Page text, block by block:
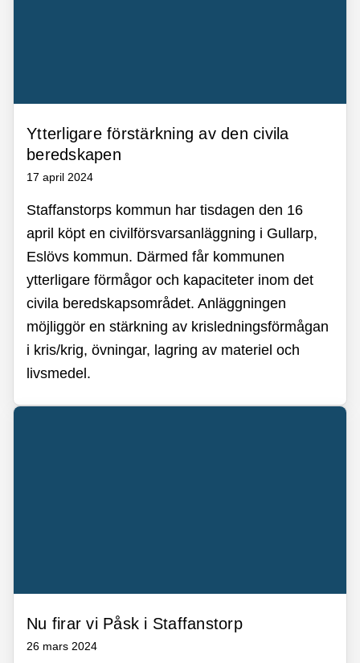
Ytterligare förstärkning av den civila
beredskapen
17 april 2024
Staffanstorps kommun har tisdagen den 16
april köpt en civilförsvarsanläggning i Gullarp,
Eslövs kommun. Därmed får kommunen
ytterligare förmågor och kapaciteter inom det
civila beredskapsområdet. Anläggningen
möjliggör en stärkning av krisledningsförmågan
i kris/krig, övningar, lagring av materiel och
livsmedel.
Nu firar vi Påsk i Staffanstorp
26 mars 2024